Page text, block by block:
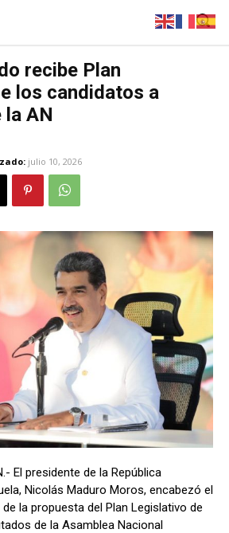
recibe Plan
los candidatos a
AN
julio 10, 2026
El presidente de la República
Nicolás Maduro Moros, encabezó el
la propuesta del Plan Legislativo de
de la Asamblea Nacional